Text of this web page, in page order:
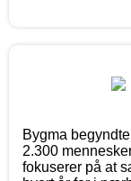
Bygma
2.300
fokuserer på at